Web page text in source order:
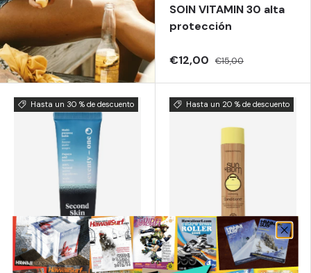
SOIN VITAMIN 30 alta
protección
€12,00 €15,00
Hasta un 30 % de descuento
Añadir al carrito
Hasta un 20 % de descuento
Añadir